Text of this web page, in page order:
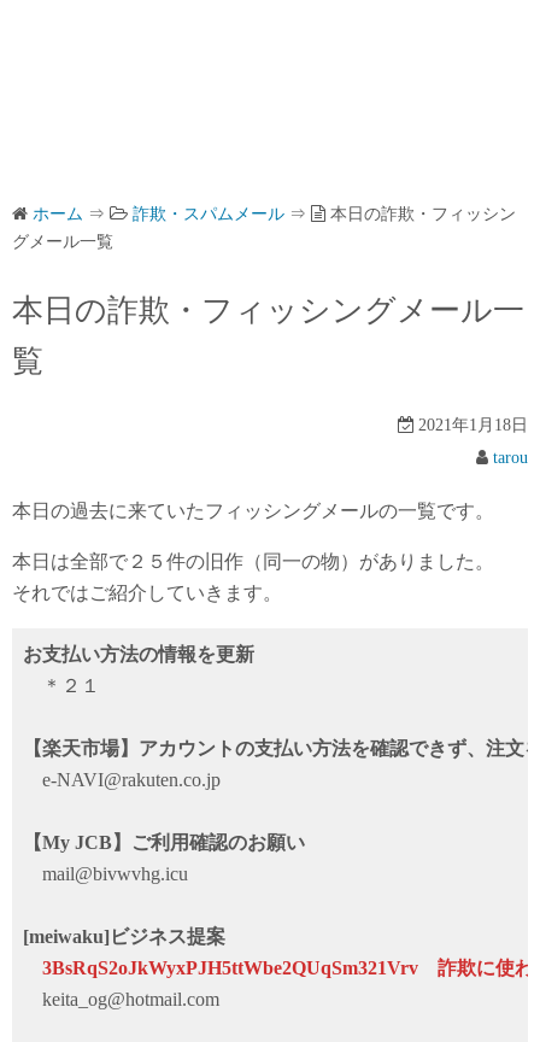
ホーム ⇒ 詐欺・スパムメール ⇒
本日の詐欺・フィッシン
グメール一覧
本日の詐欺・フィッシングメール一
覧
2021年1月18日
tarou
本日の過去に来ていたフィッシングメールの一覧です。
本日は全部で２５件の旧作（同一の物）がありました。
それではご紹介していきます。
お支払い方法の情報を更新
＊２１
【楽天市場】アカウントの支払い方法を確認できず、注文
e-NAVI@rakuten.co.jp
【My JCB】ご利用確認のお願い
mail@bivwvhg.icu
[meiwaku]ビジネス提案
3BsRqS2oJkWyxPJH5ttWbe2QUqSm321Vrv 詐欺に使わ
keita_og@hotmail.com